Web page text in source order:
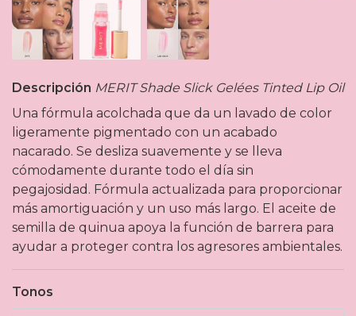
Descripción MERIT Shade Slick Gelées Tinted Lip Oil
Una fórmula acolchada que da un lavado de color
ligeramente pigmentado con un acabado
nacarado. Se desliza suavemente y se lleva
cómodamente durante todo el día sin
pegajosidad. Fórmula actualizada para proporcionar
más amortiguación y un uso más largo. El aceite de
semilla de quinua apoya la función de barrera para
ayudar a proteger contra los agresores ambientales.
Tonos